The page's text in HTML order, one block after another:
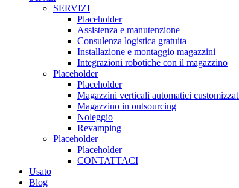
SERVIZI
Placeholder
Assistenza e manutenzione
Consulenza logistica gratuita
Installazione e montaggio magazzini
Integrazioni robotiche con il magazzino
Placeholder
Placeholder
Magazzini verticali automatici
Magazzino in outsourcing
Noleggio
Revamping
Placeholder
Placeholder
CONTATTACI
Usato
Blog